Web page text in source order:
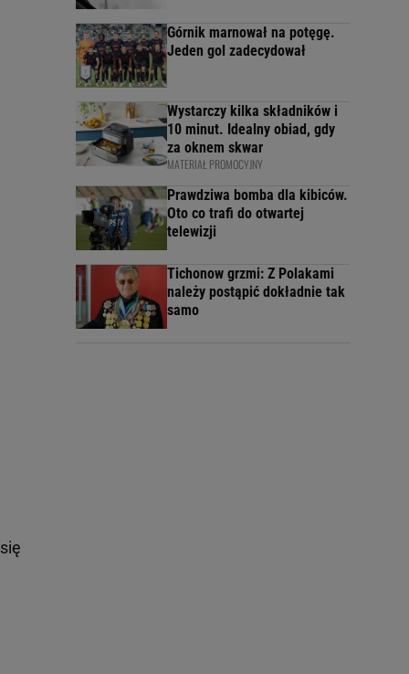
Górnik marnował na potęgę.
Jeden gol zadecydował
Wystarczy kilka składników i
10 minut. Idealny obiad, gdy
za oknem skwar
MATERIAŁ PROMOCYJNY
Prawdziwa bomba dla kibiców.
Oto co trafi do otwartej
telewizji
Tichonow grzmi: Z Polakami
należy postąpić dokładnie tak
samo